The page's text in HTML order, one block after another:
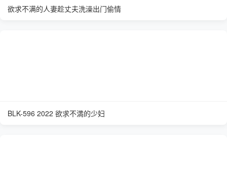
欲求不满的人妻趁丈夫洗澡出门偷情
BLK-596 2022 欲求不満的少妇